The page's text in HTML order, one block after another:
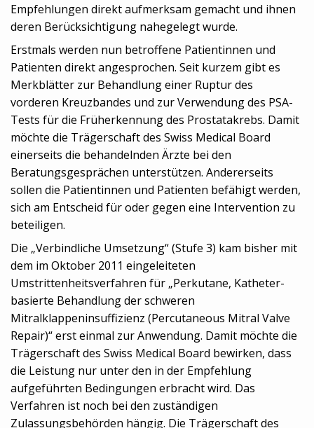
Empfehlungen direkt aufmerksam gemacht und ihnen
deren Berücksichtigung nahegelegt wurde.
Erstmals werden nun betroffene Patientinnen und
Patienten direkt angesprochen. Seit kurzem gibt es
Merkblätter zur Behandlung einer Ruptur des
vorderen Kreuzbandes und zur Verwendung des PSA-
Tests für die Früherkennung des Prostatakrebs. Damit
möchte die Trägerschaft des Swiss Medical Board
einerseits die behandelnden Ärzte bei den
Beratungsgesprächen unterstützen. Andererseits
sollen die Patientinnen und Patienten befähigt werden,
sich am Entscheid für oder gegen eine Intervention zu
beteiligen.
Die „Verbindliche Umsetzung“ (Stufe 3) kam bisher mit
dem im Oktober 2011 eingeleiteten
Umstrittenheitsverfahren für „Perkutane, Katheter-
basierte Behandlung der schweren
Mitralklappeninsuffizienz (Percutaneous Mitral Valve
Repair)“ erst einmal zur Anwendung. Damit möchte die
Trägerschaft des Swiss Medical Board bewirken, dass
die Leistung nur unter den in der Empfehlung
aufgeführten Bedingungen erbracht wird. Das
Verfahren ist noch bei den zuständigen
Zulassungsbehörden hängig. Die Trägerschaft des